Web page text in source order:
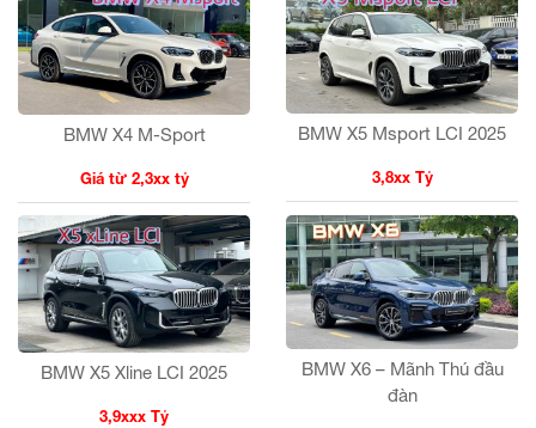
BMW X4 M-Sport
Giá từ 2,3xx tỷ
BMW X5 Msport LCI 2025
3,8xx Tỷ
BMW X5 Xline LCI 2025
3,9xxx Tỷ
BMW X6 – Mãnh Thú đầu
đàn